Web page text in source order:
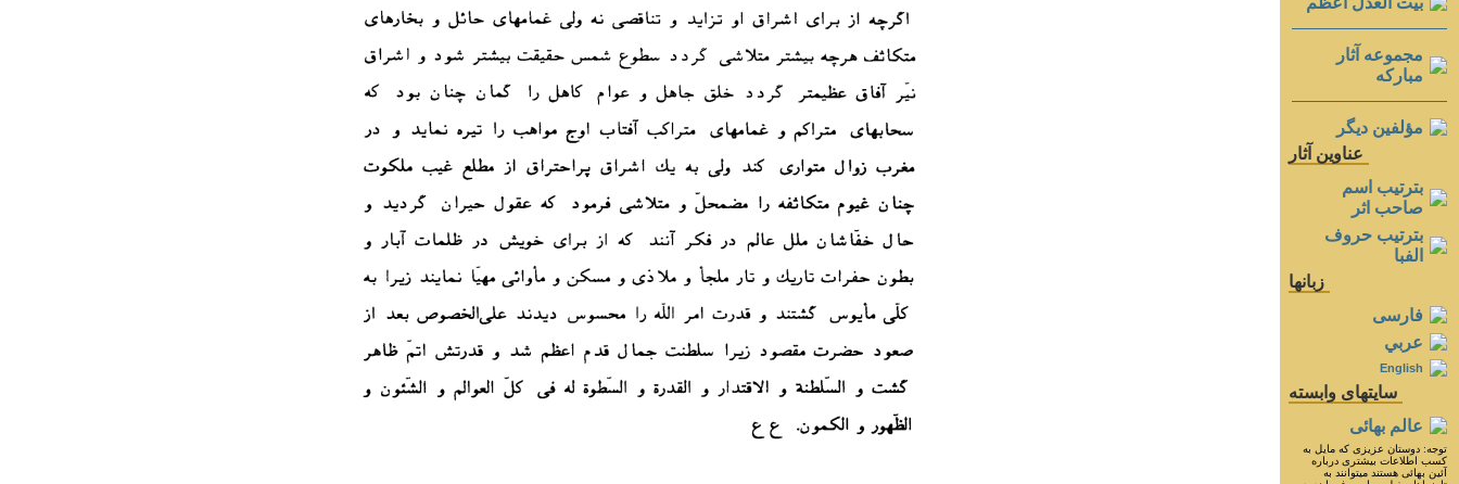
مجموعه آثار
مباركه
مؤلفين ديگر
عناوين آثار
بترتيب اسم
صاحب اثر
بترتيب حروف
الفبا
زبانها
فارسی
عربي
English
سايتهای وابسته
عالم بهائی
توجه: دوستان عزيزى كه مايل به
كسب اطلاعات بيشترى درباره
آئين بهائى هستند ميتوانند به